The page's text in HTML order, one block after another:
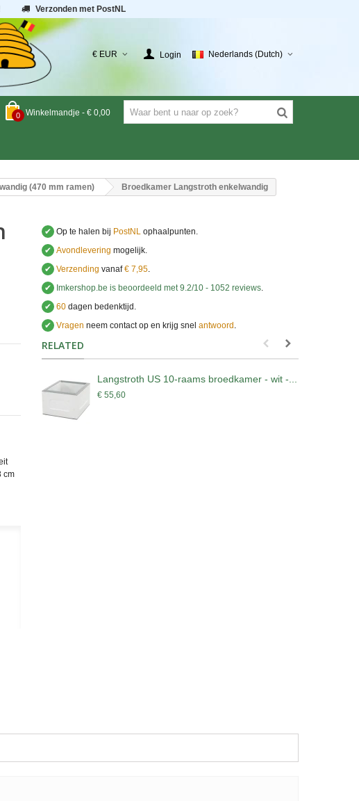
Verzonden met PostNL
€ EUR Login Nederlands (Dutch)
0 Winkelmandje - € 0,00
(470 mm ramen) Broedkamer Langstroth enkelwandig
cm
✔ Op te halen bij PostNLophaalpunten.
✔ Avondlevering mogelijk.
✔ Verzending vanaf€ 7,95.
✔
Imkershop.be is beoordeeld met9.2/10 -1052 reviews.
✔ 60dagen bedenktijd.
✔ Vragen neem contact op en krijg snel antwoord ..
RELATED
Langstroth US 10-raams broedkamer - wit -...
€ 55,60